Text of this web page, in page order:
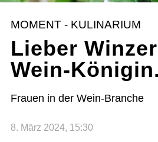
MOMENT - KULINARIUM
Lieber
Wein-Königin.
Frauen in der Wein-Branche
8. März 2024, 15:30